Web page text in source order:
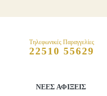
Τηλεφωνικές Παραγγελίες
22510 55629
ΝΕΕΣ ΑΦΙΞΕΙΣ